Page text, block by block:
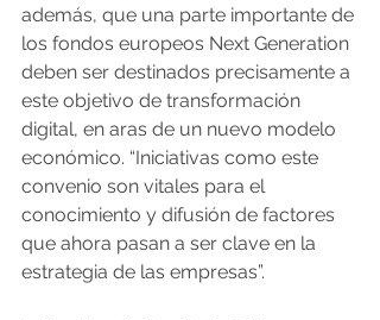
además, que una parte importante de
los fondos europeos Next Generation
deben ser destinados precisamente a
este objetivo de transformación
digital, en aras de un nuevo modelo
económico. “Iniciativas como este
convenio son vitales para el
conocimiento y difusión de factores
que ahora pasan a ser clave en la
estrategia de las empresas”.